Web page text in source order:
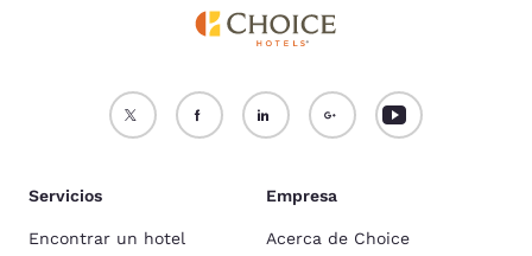
Servicios
Encontrar un hotel
Empresa
Acerca de Choice